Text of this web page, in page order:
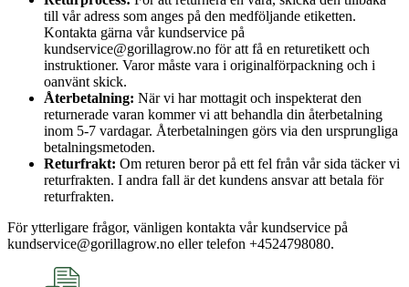
till vår adress som anges på den medföljande etiketten.
Kontakta gärna vår kundservice på
kundservice@gorillagrow.no för att få en returetikett och
instruktioner. Varor måste vara i originalförpackning och i
oanvänt skick.
Återbetalning: När vi har mottagit och inspekterat den
returnerade varan kommer vi att behandla din återbetalning
inom 5-7 vardagar. Återbetalningen görs via den ursprungliga
betalningsmetoden.
Returfrakt: Om returen beror på ett fel från vår sida täcker vi
returfrakten. I andra fall är det kundens ansvar att betala för
returfrakten.
För ytterligare frågor, vänligen kontakta vår kundservice på
kundservice@gorillagrow.no eller telefon +4524798080.